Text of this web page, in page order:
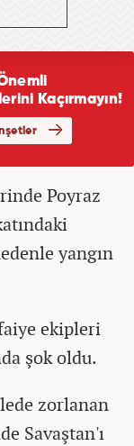
Poyraz
yangın
ekipleri
şok oldu.
zorlanan
Savaştan'ı